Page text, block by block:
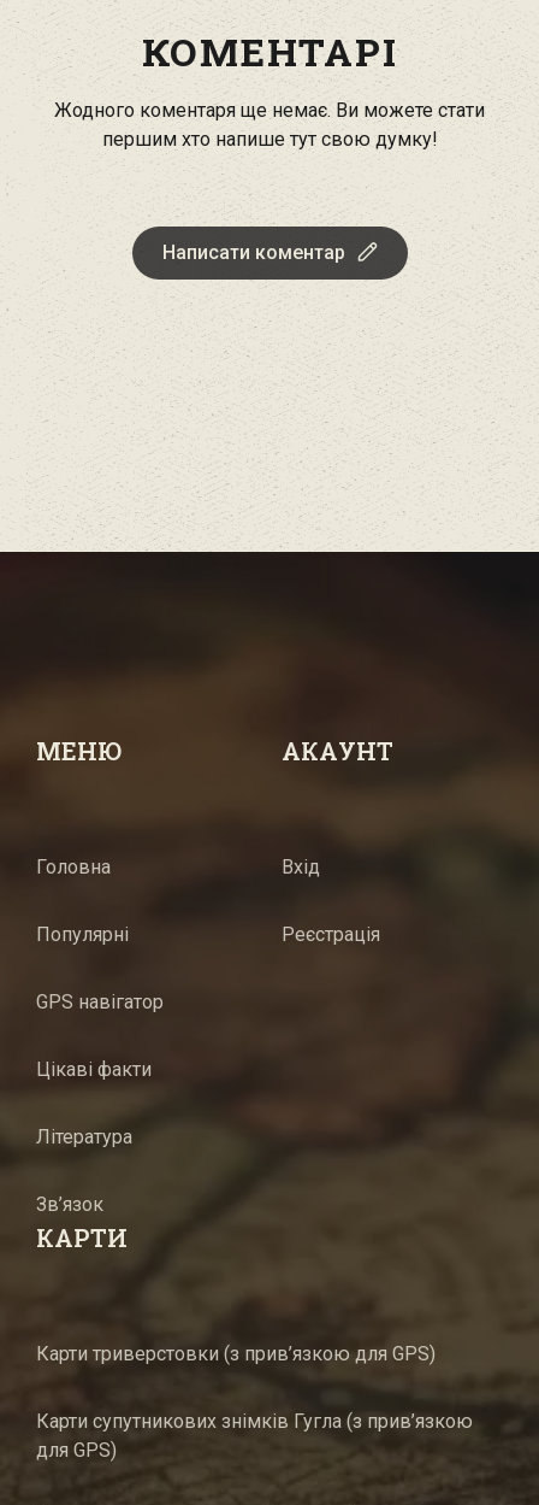
КОМЕНТАРІ
Жодного коментаря ще немає. Ви можете стати
першим хто напише тут свою думку!
Написати коментар
МЕНЮ
Головна
Популярні
GPS навігатор
Цікаві факти
Література
Зв’язок
АКАУНТ
Вхід
Реєстрація
КАРТИ
Карти триверстовки (з прив’язкою для GPS)
Карти супутникових знімків Гугла (з прив’язкою
для GPS)